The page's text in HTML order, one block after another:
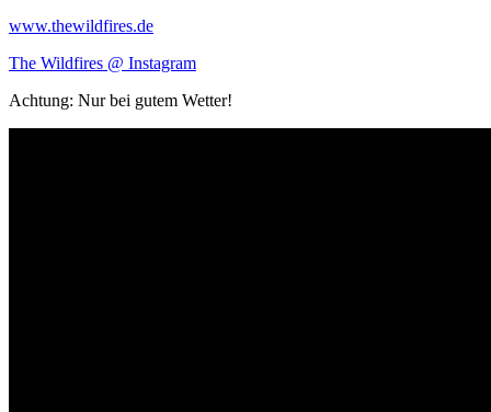
www.thewildfires.de
The Wildfires @ Instagram
Achtung: Nur bei gutem Wetter!